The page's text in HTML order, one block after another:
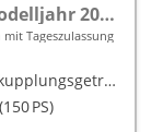
FR / 10 J. Garantie 200.000 KM Modelljahr 2027 1.5 TSI 150 PS DSG frei konfigurierbar!
mit Tageszulassung
Doppelkupplungsgetriebe (DSG)
PS)